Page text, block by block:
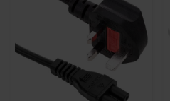
Cavo US NEMA-5-15
Cavi IEC-60320 C13
Cavi IEC-60320 C14
Cavi IEC-60320 C19
Cavi IEC-60320 C20